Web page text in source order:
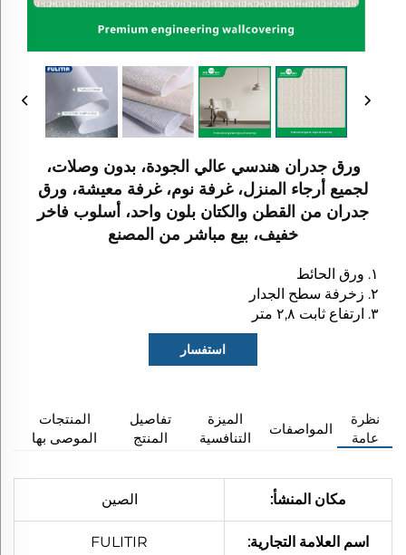
ورق جدران هندسي عالي الجودة، بدون وصلات،
لجميع أرجاء المنزل، غرفة نوم، غرفة معيشة، ورق
جدران من القطن والكتان بلون واحد، أسلوب فاخر
خفيف، بيع مباشر من المصنع
١. ورق الحائط
٢. زخرفة سطح الجدار
٣. ارتفاع ثابت ٢,٨ متر
استفسار
نظرة
عامة
المواصفات​
الميزة
التنافسية
تفاصيل
المنتج
المنتجات
الموصى بها
مكان المنشأ: الصين
اسم العلامة التجارية: FULITIR